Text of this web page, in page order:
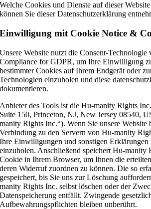
Welche Cookies und Dienste auf dieser
können Sie dieser Datenschutzerklärung
Einwilligung mit Cookie Notice &
Unsere Website nutzt die Consent-
Compliance for GDPR, um Ihre Einwilligung
bestimmter Cookies auf Ihrem Endgerät oder
Technologien einzuholen und diese
dokumentieren.
Anbieter des Tools ist die Hu-manity Rights
Suite 150, Princeton, NJ, New Jersey 08540,
manity Rights Inc.“). Wenn Sie unsere Website
Verbindung zu den Servern von Hu-manity
Ihre Einwilligungen und sonstigen
einzuholen. Anschließend speichert Hu-manity
Cookie in Ihrem Browser, um Ihnen die
deren Widerruf zuordnen zu können. Die so
gespeichert, bis Sie uns zur Löschung
manity Rights Inc. selbst löschen oder der
Datenspeicherung entfällt. Zwingende
Aufbewahrungspflichten bleiben unberührt.